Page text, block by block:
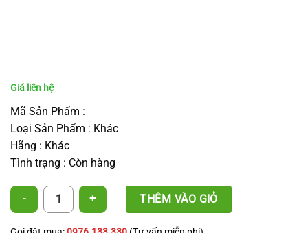
Mã Sản Phẩm :
Loại Sản Phẩm : Khác
Hãng : Khác
Tình trạng : Còn hàng
Dây nhỏ giọt 16-200-0.2-2L/H số lượngTHÊM VÀO GIỎ